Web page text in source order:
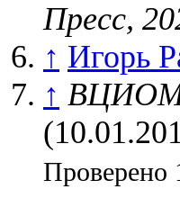
Пресс,
↑ Игорь
↑
Проверено